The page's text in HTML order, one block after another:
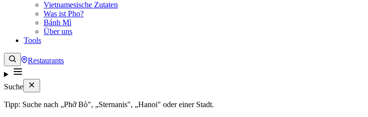
Vietnamesische Zutaten
Was ist Pho?
Bánh Mì
Über uns
Tools
Restaurants
Suche
Tipp: Suche nach „Phở Bò", „Sternanis", „Hanoi" oder einer Stadt.